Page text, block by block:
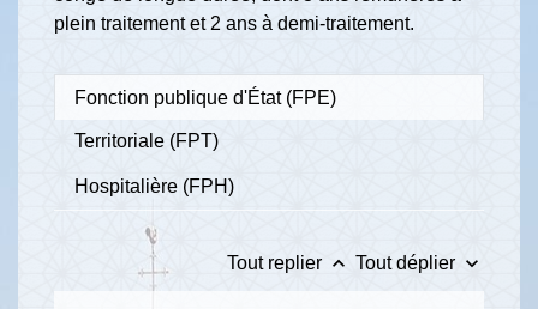
plein traitement et 2 ans à demi-traitement.
Fonction publique d'État (FPE)
Territoriale (FPT)
Hospitalière (FPH)
Tout replier keyboard_arrow_up Tout déplier keyboard_arrow_down